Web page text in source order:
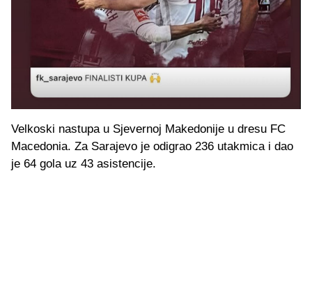
Velkoski nastupa u Sjevernoj Makedonije u dresu FC
Macedonia. Za Sarajevo je odigrao 236 utakmica i dao
je 64 gola uz 43 asistencije.